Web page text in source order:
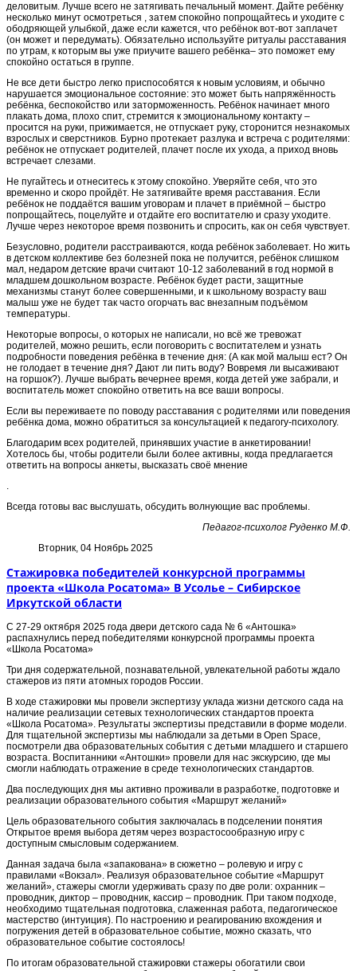
деловитым. Лучше всего не затягивать печальный момент. Дайте ребёнку
несколько минут осмотреться , затем спокойно попрощайтесь и уходите с
ободряющей улыбкой, даже если кажется, что ребёнок вот-вот заплачет
(он может и передумать). Обязательно используйте ритуалы расставания
по утрам, к которым вы уже приучите вашего ребёнка– это поможет ему
спокойно остаться в группе.
Не все дети быстро легко приспособятся к новым условиям, и обычно
нарушается эмоциональное состояние: это может быть напряжённость
ребёнка, беспокойство или заторможенность. Ребёнок начинает много
плакать дома, плохо спит, стремится к эмоциональному контакту –
просится на руки, прижимается, не отпускает руку, сторонится незнакомых
взрослых и сверстников. Бурно протекает разлука и встреча с родителями:
ребёнок не отпускает родителей, плачет после их ухода, а приход вновь
встречает слезами.
Не пугайтесь и отнеситесь к этому спокойно. Уверяйте себя, что это
временно и скоро пройдёт. Не затягивайте время расставания. Если
ребёнок не поддаётся вашим уговорам и плачет в приёмной – быстро
попрощайтесь, поцелуйте и отдайте его воспитателю и сразу уходите.
Лучше через некоторое время позвонить и спросить, как он себя чувствует.
Безусловно, родители расстраиваются, когда ребёнок заболевает. Но жить
в детском коллективе без болезней пока не получится, ребёнок слишком
мал, недаром детские врачи считают 10-12 заболеваний в год нормой в
младшем дошкольном возрасте. Ребёнок будет расти, защитные
механизмы станут более совершенными, и к школьному возрасту ваш
малыш уже не будет так часто огорчать вас внезапным подъёмом
температуры.
Некоторые вопросы, о которых не написали, но всё же тревожат
родителей, можно решить, если поговорить с воспитателем и узнать
подробности поведения ребёнка в течение дня: (А как мой малыш ест? Он
не голодает в течение дня? Дают ли пить воду? Вовремя ли высаживают
на горшок?). Лучше выбрать вечернее время, когда детей уже забрали, и
воспитатель может спокойно ответить на все ваши вопросы.
Если вы переживаете по поводу расставания с родителями или поведения
ребёнка дома, можно обратиться за консультацией к педагогу-психологу.
Благодарим всех родителей, принявших участие в анкетировании!
Хотелось бы, чтобы родители были более активны, когда предлагается
ответить на вопросы анкеты, высказать своё мнение
.
Всегда готовы вас выслушать, обсудить волнующие вас проблемы.
Педагог-психолог Руденко М.Ф.
Вторник, 04 Ноябрь 2025
Стажировка победителей конкурсной программы
проекта «Школа Росатома» В Усолье – Сибирское
Иркутской области
С 27-29 октября 2025 года двери детского сада № 6 «Антошка»
распахнулись перед победителями конкурсной программы проекта
«Школа Росатома»
Три дня содержательной, познавательной, увлекательной работы ждало
стажеров из пяти атомных городов России.
В ходе стажировки мы провели экспертизу уклада жизни детского сада на
наличие реализации сетевых технологических стандартов проекта
«Школа Росатома». Результаты экспертизы представили в форме модели.
Для тщательной экспертизы мы наблюдали за детьми в Open Space,
посмотрели два образовательных события с детьми младшего и старшего
возраста. Воспитанники «Антошки» провели для нас экскурсию, где мы
смогли наблюдать отражение в среде технологических стандартов.
Два последующих дня мы активно проживали в разработке, подготовке и
реализации образовательного события «Маршрут желаний»
Цель образовательного события заключалась в подселении понятия
Открытое время выбора детям через возрастосообразную игру с
доступным смысловым содержанием.
Данная задача была «запакована» в сюжетно – ролевую и игру с
правилами «Вокзал». Реализуя образовательное событие «Маршрут
желаний», стажеры смогли удерживать сразу по две роли: охранник –
проводник, диктор – проводник, кассир – проводник. При таком подходе,
необходимо тщательная подготовка, слаженная работа, педагогическое
мастерство (интуиция). По настроению и реагированию вхождения и
погружения детей в образовательное событие, можно сказать, что
образовательное событие состоялось!
По итогам образовательной стажировки стажеры обогатили свои